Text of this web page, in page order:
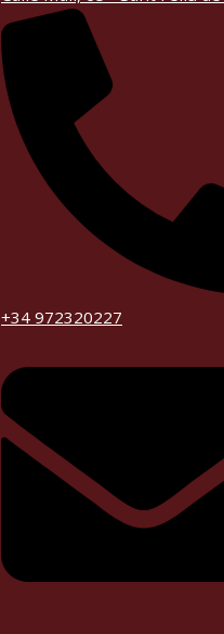
+34 972320227